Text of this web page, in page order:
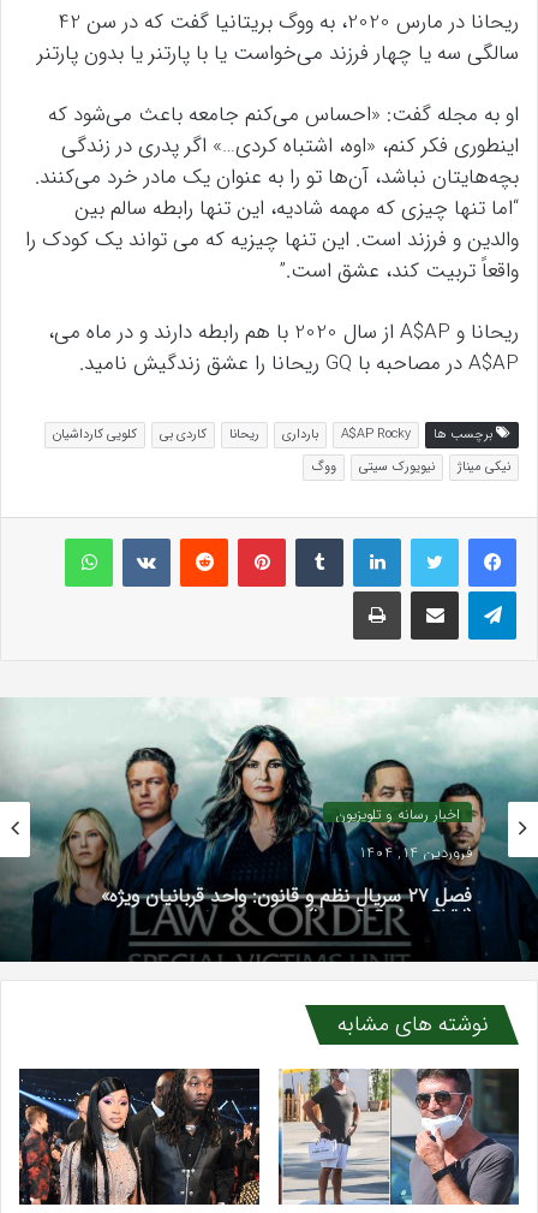
ریحانا در مارس 2020، به ووگ بریتانیا گفت که در سن 42
سالگی سه یا چهار فرزند می‌خواست یا با پارتنر یا بدون پارتنر
او به مجله گفت: «احساس می‌کنم جامعه باعث می‌شود که
اینطوری فکر کنم، «اوه، اشتباه کردی…» اگر پدری در زندگی
بچه‌هایتان نباشد، آن‌ها تو را به عنوان یک مادر خرد می‌کنند.
“اما تنها چیزی که مهمه شادیه، این تنها رابطه سالم بین
والدین و فرزند است. این تنها چیزیه که می تواند یک کودک را
واقعاً تربیت کند، عشق است.”
ریحانا و A$AP از سال 2020 با هم رابطه دارند و در ماه می،
A$AP در مصاحبه با GQ ریحانا را عشق زندگیش نامید.
برچسب ها A$AP Rocky بارداری ریحانا کاردی بی
کلویی کارداشیان
نیکی میناژ
نیویورک سیتی ووگ
لینکداینتامبلر پینتریستReddit
VKontakteواتس آپ
تلگرام اشتراک گذاری با ایمیل چاپ
اخبار رسانه و تلویزیون
فروردین 14, 1404
فصل ۲۷ سریال نظم و قانون: واحد قربانیان ویژه»
(Law & Order: SVU) ساخته می شود
نوشته های مشابه